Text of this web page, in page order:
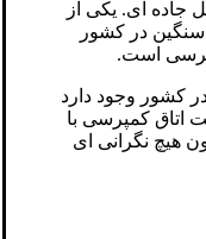
جاده ای. یکی از
سنگین در کشور
است.
کشور وجود دارد
اتاق کمپرسی با
هیچ نگرانی ای